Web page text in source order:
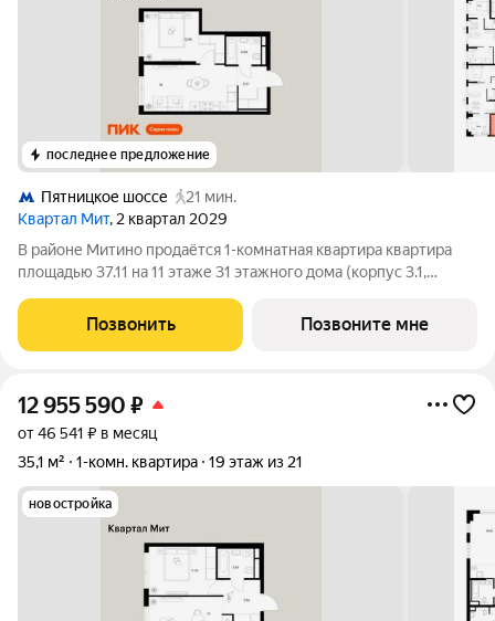
последнее предложение
Пятницкое шоссе
21 мин.
Квартал Мит, 2 квартал 2029
В районе Митино продаётся 1-комнатная квартира квартира
площадью 37.11 на 11 этаже 31 этажного дома (корпус 3.1,
расположение 20 минут пешком до станции метро
«Пятницкое шоссе». 8 минут на автомобиле
Позвонить Позвоните мне
12 955 590 ₽
от 46 541 ₽ в месяц
35,1 м²
1-комн. квартира 19 этаж из 21
новостройка